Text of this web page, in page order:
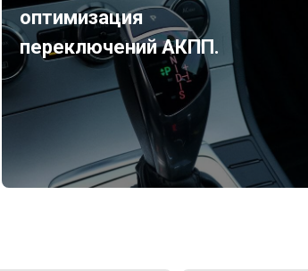
оптимизация
переключений АКПП.